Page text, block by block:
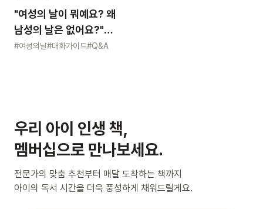
"여성의 날이 뭐예요? 왜
남성의 날은 없어요?"
묻는 어린이에게 이렇게
#여성의날#대화가이드#Q&A
우리 아이 인생 책,
멤버십으로 만나보세요.
전문가의 맞춤 추천부터 매달 도착하는 책까지
아이의 독서 시간을 더욱 풍성하게 채워드릴게요.